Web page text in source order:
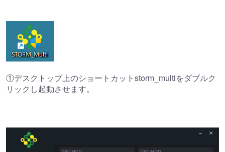
①デスクトップ上のショートカットstorm_multiをダブルク
リックし起動させます。